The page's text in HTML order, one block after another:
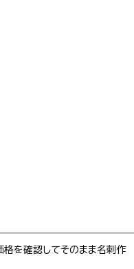
格を確認してそのまま名刺作